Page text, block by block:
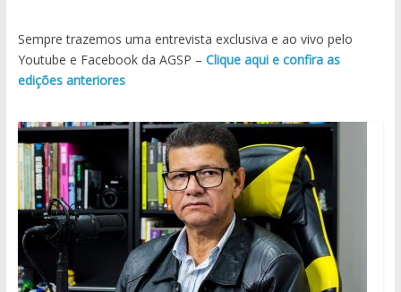
Sempre trazemos uma entrevista exclusiva e ao vivo pelo
Youtube e Facebook da AGSP – Clique aqui e confira as
edições anteriores